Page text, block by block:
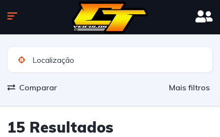
Comparar Mais filtros
15 Resultados